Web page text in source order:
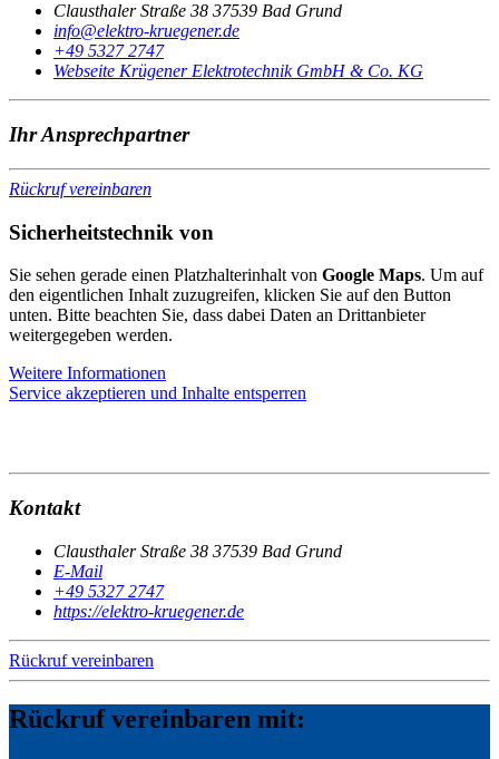
Clausthaler Straße 38 37539 Bad Grund
ed.renegeurk-ortkele
@ofni
+49 5327 2747
Webseite Krügener Elektrotechnik GmbH & Co. KG
Ihr Ansprechpartner
Rückruf vereinbaren
Sicherheitstechnik von
Sie sehen gerade einen Platzhalterinhalt von Google Maps. Um auf
den eigentlichen Inhalt zuzugreifen, klicken Sie auf den Button
unten. Bitte beachten Sie, dass dabei Daten an Drittanbieter
weitergegeben werden.
Weitere Informationen
Service akzeptieren und Inhalte entsperren
Kontakt
Clausthaler Straße 38 37539 Bad Grund
E-Mail
+49 5327 2747
https://elektro-kruegener.de
Rückruf vereinbaren
Rückruf vereinbaren mit: